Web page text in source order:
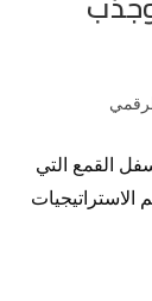
القمع التي